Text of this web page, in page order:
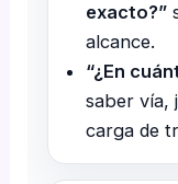
exacto?”
alcance.
“¿En
saber vía,
carga de